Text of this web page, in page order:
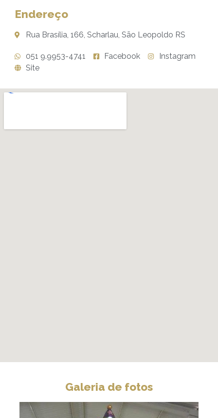
Endereço
Rua Brasília, 166, Scharlau, São Leopoldo RS
051 9.9953-4741 Facebook
Instagram
Site
Galeria de fotos